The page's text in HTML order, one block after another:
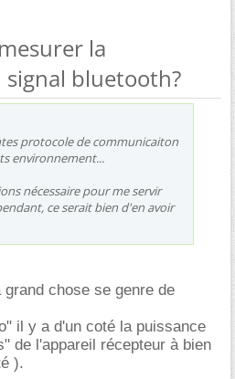
la
bluetooth?
protocole de communicaiton
environnement...
nécessaire pour me servir
ce serait bien d'en avoir
chose se genre de
il y a d'un coté la puissance
de l'appareil récepteur à bien
).